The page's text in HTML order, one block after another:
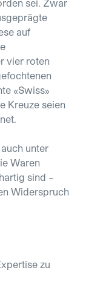
sei. Zwar
auf
vier roten
«Swiss»
Kreuze seien
unter
Waren
sind –
Widerspruch
zu